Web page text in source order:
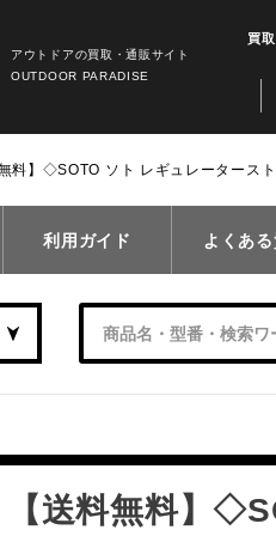
アウトドアの買取・通販サイト
OUTDOOR PARADISE
買
無料】◇SOTO ソト レギュレータース
利用ガイド よくある
【送料無料】